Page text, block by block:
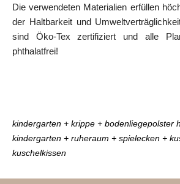
Die verwendeten Materialien erfüllen
der Haltbarkeit und
sind Öko-Tex zertifiziert und alle
phthalatfrei!
kindergarten + krippe + bodenliegepolster
kindergarten + ruheraum + spielecken +
kuschelkissen